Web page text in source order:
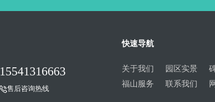
15541316663
售后咨询热线
快速导航
关于我们 园区实景
福山服务
联系我们